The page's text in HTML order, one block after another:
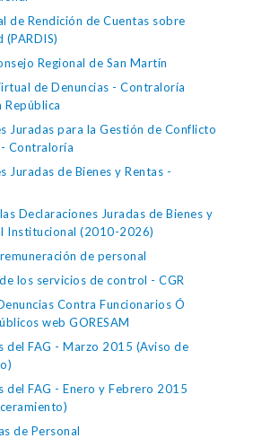
de Rendición de Cuentas sobre
(PARDIS)
Regional de San Martín
de Denuncias - Contraloría
República
Juradas para la Gestión de Conflicto
Contraloría
Juradas de Bienes y Rentas -
Declaraciones Juradas de Bienes y
Institucional (2010-2026)
de personal
los servicios de control - CGR
Contra Funcionarios Ó
web GORESAM
del FAG - Marzo 2015 (Aviso de
del FAG - Enero y Febrero 2015
de Personal